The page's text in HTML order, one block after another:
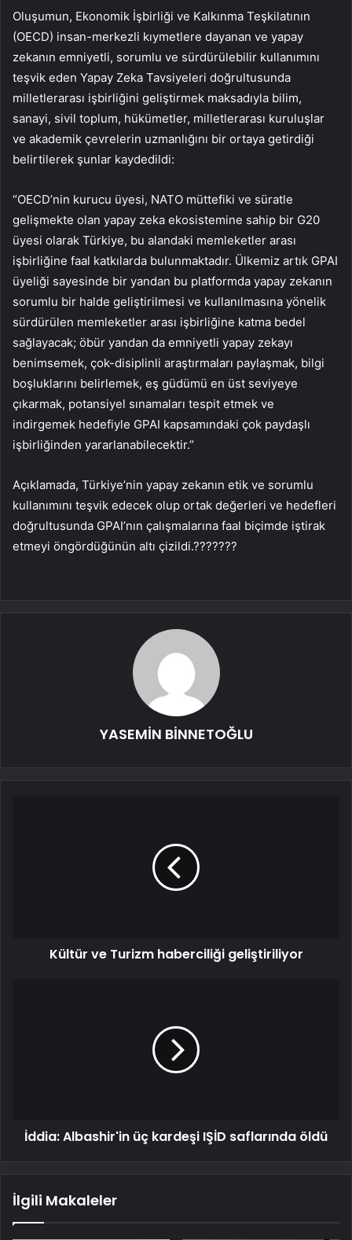
Oluşumun, Ekonomik İşbirliği ve Kalkınma Teşkilatının
(OECD) insan-merkezli kıymetlere dayanan ve yapay
zekanın emniyetli, sorumlu ve sürdürülebilir kullanımını
teşvik eden Yapay Zeka Tavsiyeleri doğrultusunda
milletlerarası işbirliğini geliştirmek maksadıyla bilim,
sanayi, sivil toplum, hükümetler, milletlerarası kuruluşlar
ve akademik çevrelerin uzmanlığını bir ortaya getirdiği
belirtilerek şunlar kaydedildi:
“OECD’nin kurucu üyesi, NATO müttefiki ve süratle
gelişmekte olan yapay zeka ekosistemine sahip bir G20
üyesi olarak Türkiye, bu alandaki memleketler arası
işbirliğine faal katkılarda bulunmaktadır. Ülkemiz artık GPAI
üyeliği sayesinde bir yandan bu platformda yapay zekanın
sorumlu bir halde geliştirilmesi ve kullanılmasına yönelik
sürdürülen memleketler arası işbirliğine katma bedel
sağlayacak; öbür yandan da emniyetli yapay zekayı
benimsemek, çok-disiplinli araştırmaları paylaşmak, bilgi
boşluklarını belirlemek, eş güdümü en üst seviyeye
çıkarmak, potansiyel sınamaları tespit etmek ve
indirgemek hedefiyle GPAI kapsamındaki çok paydaşlı
işbirliğinden yararlanabilecektir.”
Açıklamada, Türkiye’nin yapay zekanın etik ve sorumlu
kullanımını teşvik edecek olup ortak değerleri ve hedefleri
doğrultusunda GPAI’nın çalışmalarına faal biçimde iştirak
etmeyi öngördüğünün altı çizildi.???????
YASEMİN BİNNETOĞLU
Kültür ve Turizm haberciliği geliştiriliyor
İddia: Albashir'in üç kardeşi IŞİD saflarında öldü
İlgili Makaleler